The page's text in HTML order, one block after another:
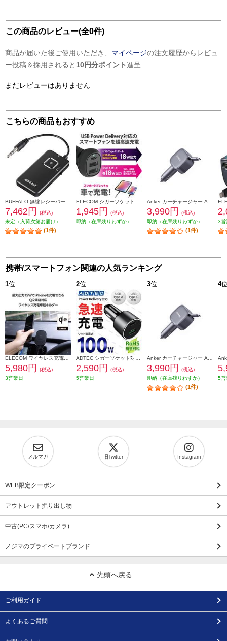
この商品のレビュー(全0件)
商品が届いた後ご使用いただき、 マイページの注文履歴からレビュ
ー投稿＆採用されると 10円分ポイント進呈
まだレビューはありません
こちらの商品もおすすめ
7,462円
(税込)
未定（入荷次第お届け）
(1件)
1,945円
(税込)
即納（在庫残りわずか）
3,990円
(税込)
即納（在庫残りわずか）
(1件)
3営
携帯/スマートフォン関連の人気ランキング
1位
5,980円
(税込)
3営業日
2位
2,590円
(税込)
5営業日
3位
3,990円
(税込)
即納（在庫残りわずか）
(1件)
4
5営
メルマガ 旧Twitter Instagram
WEB限定クーポン
アウトレット掘り出し物
中古(PC/スマホ/カメラ)
ノジマのプライベートブランド
先頭へ戻る
ご利用ガイド
よくあるご質問